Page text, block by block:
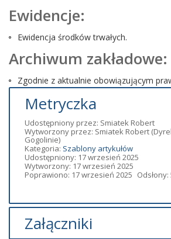
Ewidencje:
Ewidencja środków trwałych.
Archiwum zakładowe:
Zgodnie z aktualnie obowiązującym
Metryczka
Udostępniony przez: Smiatek Robert
Wytworzony przez: Smiatek Robert
Gogolinie)
Kategoria: Szablony artykułów
Udostępniony: 17 wrzesień 2025
Wytworzony: 17 wrzesień 2025
Poprawiono: 17 wrzesień 2025 Odsłony:
Załączniki